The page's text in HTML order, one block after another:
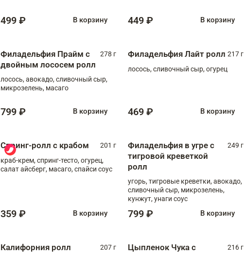
499 ₽ В корзину 449 ₽ В корзину
Филадельфия Прайм с
двойным лососем ролл
278 г
лосось, авокадо, сливочный сыр,
микрозелень, масаго
799 ₽ В корзину
Филадельфия Лайт ролл 217 г
лосось, сливочный сыр, огурец
469 ₽ В корзину
Спринг-ролл с крабом
201 г
краб-крем, спринг-тесто, огурец,
салат айсберг, масаго, спайси соус
359 ₽ В корзину
Филадельфия в угре с
тигровой креветкой
ролл
249 г
угорь, тигровые креветки, авокадо,
сливочный сыр, микрозелень,
кунжут, унаги соус
799 ₽ В корзину
Калифорния ролл 207 г
Цыпленок Чука с
216 г